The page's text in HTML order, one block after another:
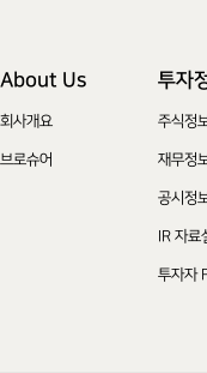
About Us
회사개요
브로슈어
투자
주식정
재무정
공시정
IR 자료
투자자